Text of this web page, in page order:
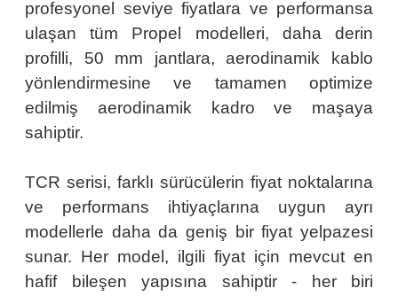
profesyonel seviye fiyatlara ve performansa
ulaşan tüm Propel modelleri, daha derin
profilli, 50 mm jantlara, aerodinamik kablo
yönlendirmesine ve tamamen optimize
edilmiş aerodinamik kadro ve maşaya
sahiptir.
TCR serisi, farklı sürücülerin fiyat noktalarına
ve performans ihtiyaçlarına uygun ayrı
modellerle daha da geniş bir fiyat yelpazesi
sunar. Her model, ilgili fiyat için mevcut en
hafif bileşen yapısına sahiptir - her biri